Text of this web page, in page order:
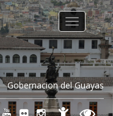
Gobernacion del Guayas
Toggle
navigation